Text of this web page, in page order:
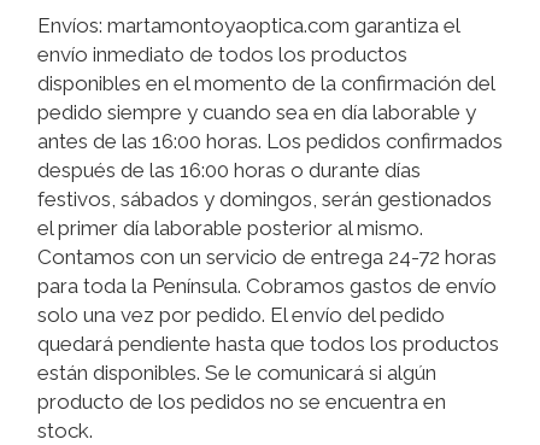
Envíos: martamontoyaoptica.com garantiza el
envío inmediato de todos los productos
disponibles en el momento de la confirmación del
pedido siempre y cuando sea en día laborable y
antes de las 16:00 horas. Los pedidos confirmados
después de las 16:00 horas o durante días
festivos, sábados y domingos, serán gestionados
el primer día laborable posterior al mismo.
Contamos con un servicio de entrega 24-72 horas
para toda la Península. Cobramos gastos de envío
solo una vez por pedido. El envío del pedido
quedará pendiente hasta que todos los productos
están disponibles. Se le comunicará si algún
producto de los pedidos no se encuentra en
stock.